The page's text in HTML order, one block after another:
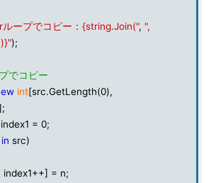
ループでコピー：{string.Join(", ",
);
でコピー
int[src.GetLength(0),
= 0;
in src)
= n;